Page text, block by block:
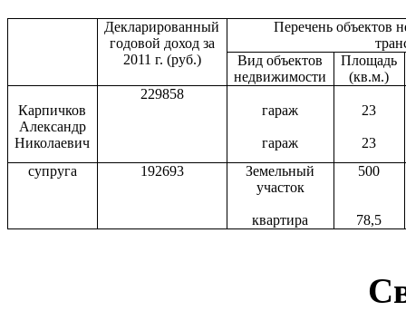
Декларированный
годовой доход за
2011 г. (руб.)
Перечень объектов
Вид объектов
недвижимости
Площадь
(кв.м.)
Карпичков
Александр
Николаевич
229858
гараж
гараж
23
23
супруга
192693
Земельный
участок
квартира
500
78,5